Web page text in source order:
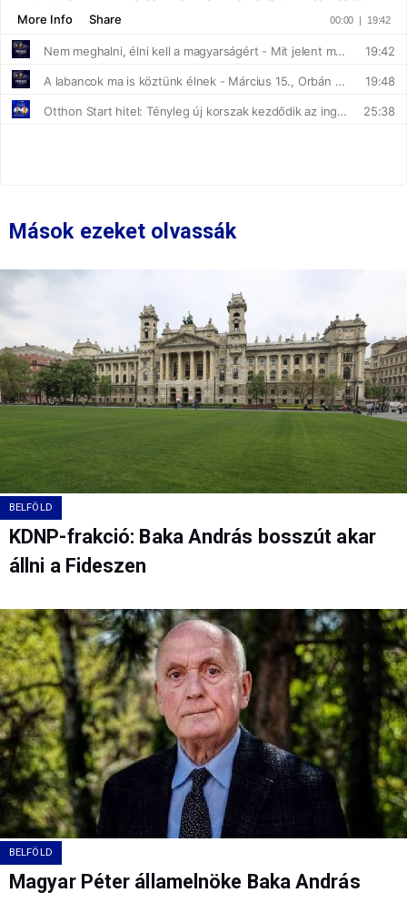
Mások ezeket olvassák
BELFÖLD
KDNP-frakció: Baka András bosszút akar
állni a Fideszen
BELFÖLD
Magyar Péter államelnöke Baka András